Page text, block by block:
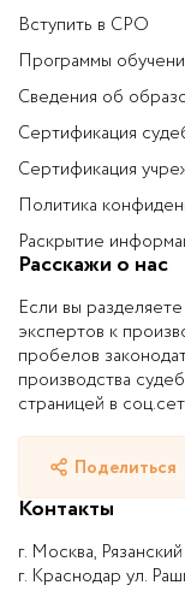
Вступить в СРО
Программы
Сведения об
Сертификация
Сертификация
Политика
Раскрытие
Расскажи о нас
Если вы
экспертов к
пробелов
производства
страницей в
Поделиться
Контакты
г. Москва,
г. Краснодар ул.